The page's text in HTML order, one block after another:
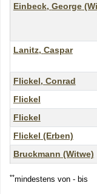
Einbeck, George
Lanitz, Caspar
Flickel, Conrad
Flickel
Flickel
Flickel (Erben)
Bruckmann (Witwe)
**mindestens von - bis